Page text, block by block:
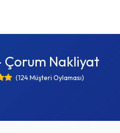
Çorum Nakliyat
(124 Müşteri Oylaması)